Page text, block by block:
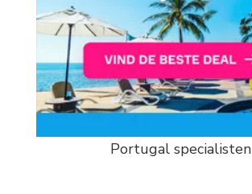
Portugal specialisten